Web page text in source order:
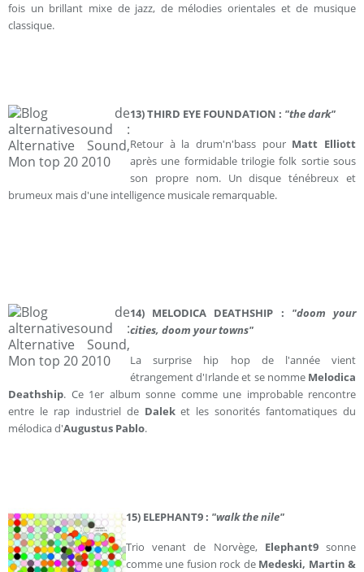
fois un brillant mixe de jazz, de mélodies orientales et de musique
classique.
13) THIRD EYE FOUNDATION : "the dark"
Retour à la drum'n'bass pour Matt Elliott
après une formidable trilogie folk sortie sous
son propre nom. Un disque ténébreux et
brumeux mais d'une intelligence musicale remarquable.
14) MELODICA DEATHSHIP : "doom your
cities, doom your towns"
La surprise hip hop de l'année vient
étrangement d'Irlande et se nomme Melodica
Deathship. Ce 1er album sonne comme une improbable rencontre
entre le rap industriel de Daleket les sonorités fantomatiques du
mélodica d'Augustus Pablo.
15) ELEPHANT9 : "walk the nile"
Trio venant de Norvège, Elephant9sonne
comme une fusion rock de Medeski, Martin &